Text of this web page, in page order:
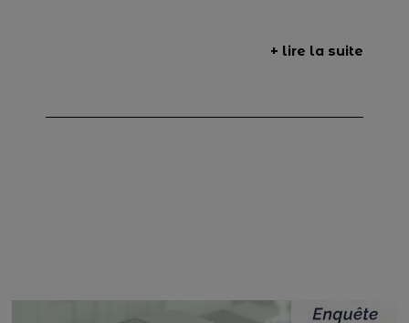
+ lire la suite